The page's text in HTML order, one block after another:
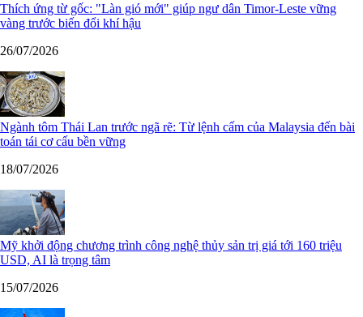
Thích ứng từ gốc: "Làn gió mới" giúp ngư dân Timor-Leste vững
vàng trước biến đổi khí hậu
26/07/2026
Ngành tôm Thái Lan trước ngã rẽ: Từ lệnh cấm của Malaysia đến bài
toán tái cơ cấu bền vững
18/07/2026
Mỹ khởi động chương trình công nghệ thủy sản trị giá tới 160 triệu
USD, AI là trọng tâm
15/07/2026